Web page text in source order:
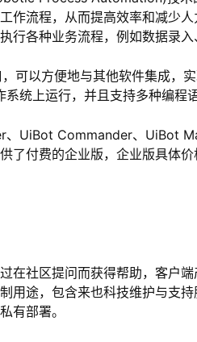
作流程，从而提高效率和减少
行各种业务流程，例如数据录入
可以方便地与其他软件集成，
统上运行，并且支持多种编程
UiBot Commander、UiBot
了付费的企业版，企业版具体价
在社区提问而获得帮助，客户
用途，包含来也科技维护与支
有部署。